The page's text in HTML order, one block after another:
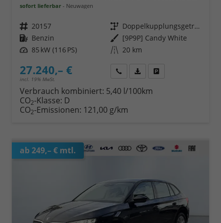
sofort lieferbar Neuwagen
Fahrzeugnr. 20157 Getriebe
Doppelkupplungsgetriebe (DSG)
Kraftstoff Benzin Außenfarbe [9P9P] Candy White
Leistung 85 kW (116 PS) Kilometerstand 20 km
27.240,– €
incl. 19% MwSt.
Wir rufen Sie anFahrzeugexposé (PDF)
Verbrauch kombiniert: 5,40 l/100km
CO2-Klasse: D
CO2-Emissionen: 121,00 g/km
ab 249,– € mtl.